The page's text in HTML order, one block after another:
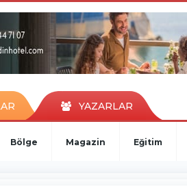
YAZARLAR
Bölge Magazin Eğitim